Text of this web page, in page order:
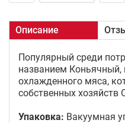
Описание
Популярный среди
названием Коньячный,
охлажденного мяса,
собственных хозяйств
Упаковка: Вакуумная